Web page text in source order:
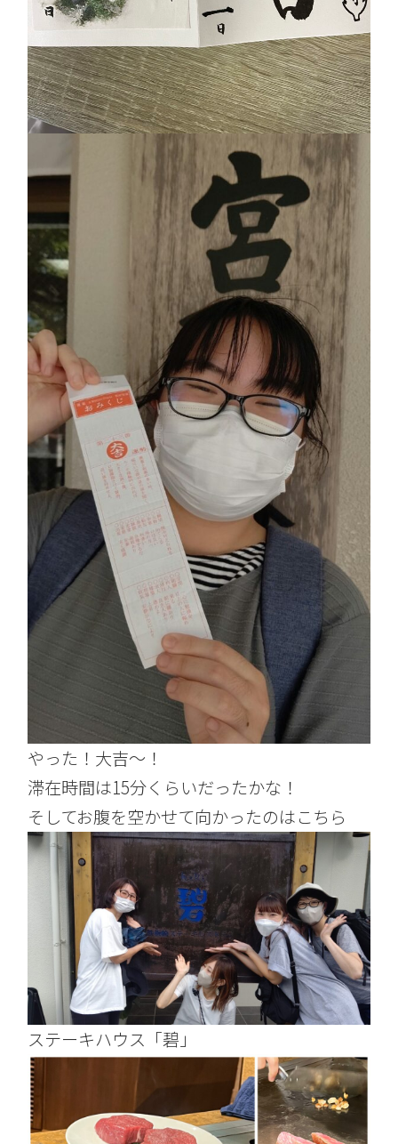
やった！大吉～！
滞在時間は15分くらいだったかな！
そしてお腹を空かせて向かったのはこちら
ステーキハウス「碧」